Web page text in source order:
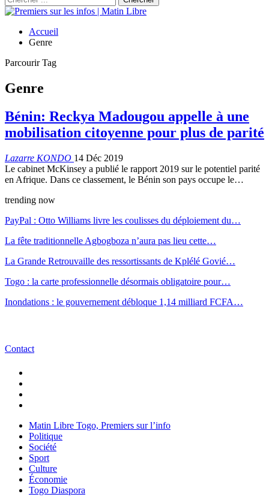
Accueil
Genre
Parcourir Tag
Genre
Bénin: Reckya Madougou appelle à une
mobilisation citoyenne pour plus de parité
Lazarre KONDO 14 Déc 2019
Le cabinet McKinsey a publié le rapport 2019 sur le potentiel parité
en Afrique. Dans ce classement, le Bénin son pays occupe le…
trending now
PayPal : Otto Williams livre les coulisses du déploiement du…
La fête traditionnelle Agbogboza n’aura pas lieu cette…
La Grande Retrouvaille des ressortissants de Kplélé Govié…
Togo : la carte professionnelle désormais obligatoire pour…
Inondations : le gouvernement débloque 1,14 milliard FCFA…
Contact
Matin Libre Togo, Premiers sur l’info
Politique
Société
Sport
Culture
Économie
Togo Diaspora